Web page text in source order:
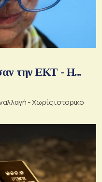
την ΕΚΤ - Η...
- Χωρίς ιστορικό